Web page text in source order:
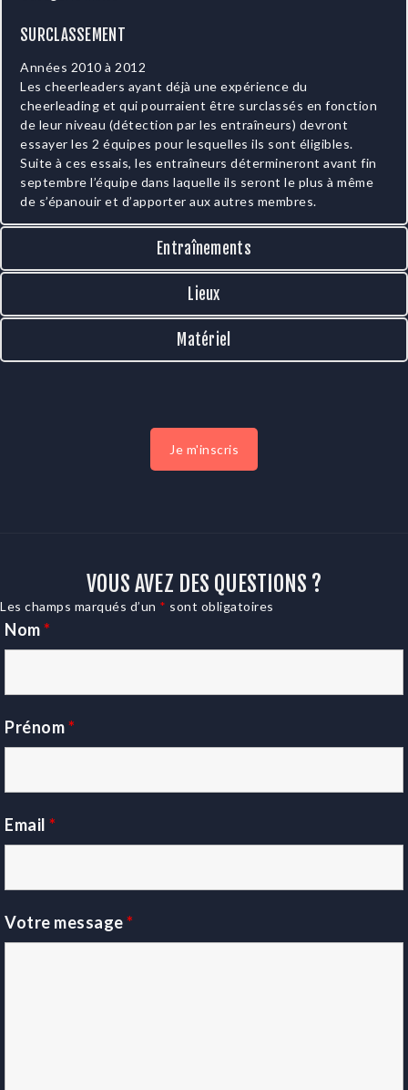
SURCLASSEMENT
Années 2010 à 2012
Les cheerleaders ayant déjà une expérience du
cheerleading et qui pourraient être surclassés en fonction
de leur niveau (détection par les entraîneurs) devront
essayer les 2 équipes pour lesquelles ils sont éligibles.
Suite à ces essais, les entraîneurs détermineront avant fin
septembre l’équipe dans laquelle ils seront le plus à même
de s’épanouir et d’apporter aux autres membres.
Entraînements
Lieux
Matériel
Je m'inscris
VOUS AVEZ DES QUESTIONS ?
Les champs marqués d’un * sont obligatoires
Nom*
Prénom*
Email *
Votre message*